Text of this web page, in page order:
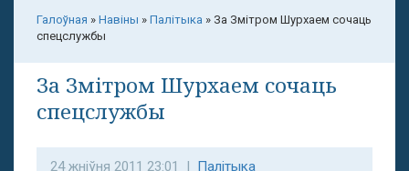
Галоўная » Навіны » Палітыка » За Змітром Шурхаем сочаць
спецслужбы
За Змітром Шурхаем сочаць
спецслужбы
24 жніўня 2011 23:01 | Палітыка